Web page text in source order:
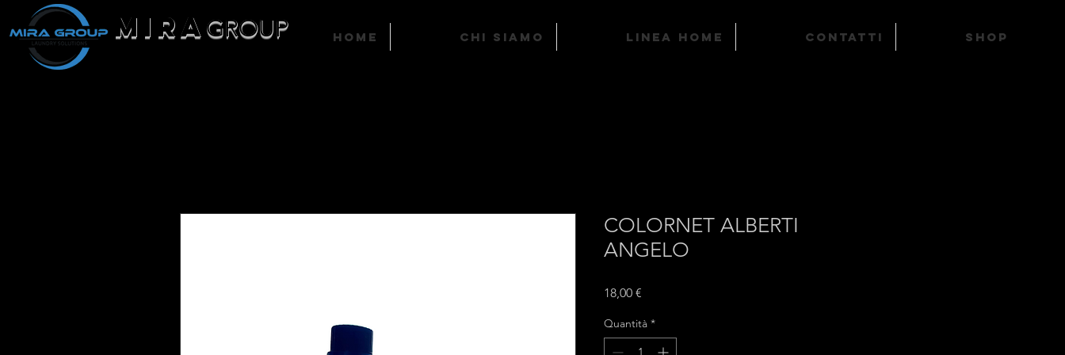
Home Chi Siamo LINEA HOME Contatti SHOP
MIRAGROUP
COLORNET ALBERTI
ANGELO
18,00 €
Quantità *